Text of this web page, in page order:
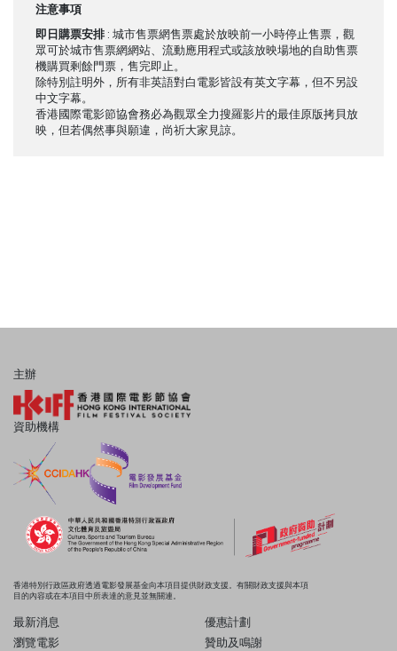
注意事項
即日購票安排 : 城市售票網售票處於放映前一小時停止售票，觀
眾可於城市售票網網站、流動應用程式或該放映場地的自助售票
機購買剩餘門票，售完即止。
除特別註明外，所有非英語對白電影皆設有英文字幕，但不另設
中文字幕。
香港國際電影節協會務必為觀眾全力搜羅影片的最佳原版拷貝放
映，但若偶然事與願違，尚祈大家見諒。
主辦
資助機構
香港特別行政區政府透過電影發展基金向本項目提供財政支援。有關財政支援與本項
目的內容或在本項目中所表達的意見並無關連。
最新消息
瀏覽電影
優惠計劃
贊助及鳴謝